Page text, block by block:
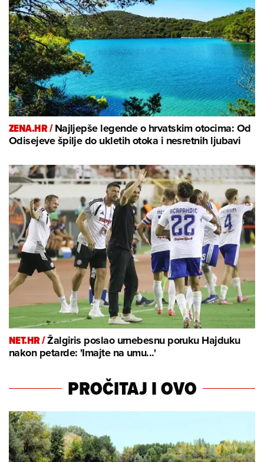
ZENA.HR /Najljepše legende o hrvatskim otocima: Od
Odisejeve špilje do ukletih otoka i nesretnih ljubavi
NET.HR /Žalgiris poslao urnebesnu poruku Hajduku
nakon petarde: 'Imajte na umu...'
PROČITAJ I OVO